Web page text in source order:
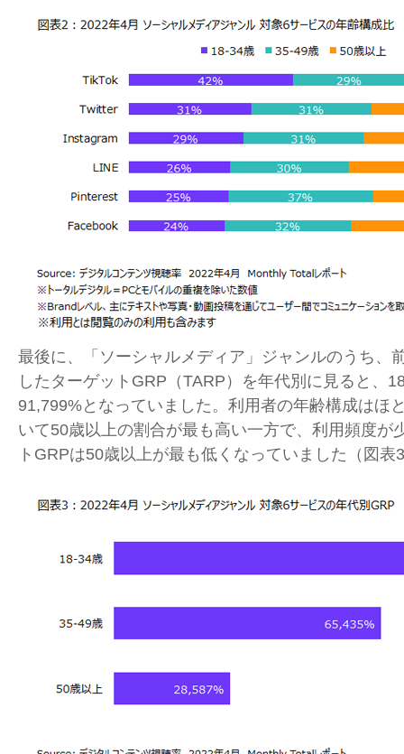
最後に、「ソーシャルメディア」ジャンルのうち、
したターゲット GRP （TARP）を年代別に見ると、
91,799%となっていました。利用者の年齢構成はほ
いて50歳以上の割合が最も高い一方で、利用頻度が
ト GRPは50歳以上が最も低くなっていました（図表3